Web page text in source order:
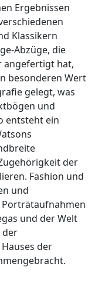
Ergebnissen
Klassikern
Abzüge, die
angefertigt hat,
besonderen Wert
gelegt, was
und
entsteht ein
der
Fashion und
und
Porträtaufnahmen
und der Welt
der
der